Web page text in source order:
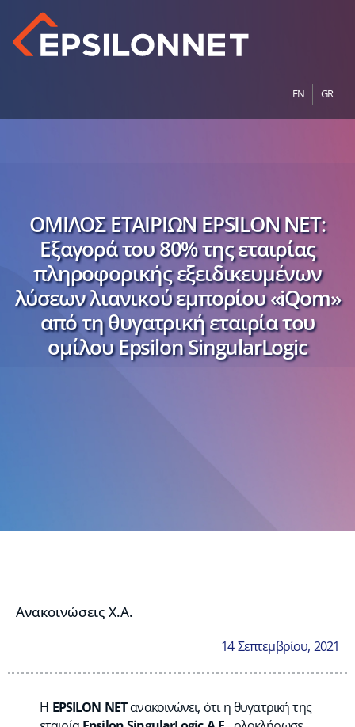
EN GR
ΟΜΙΛΟΣ ΕΤΑΙΡΙΩΝ EPSILON NET:
Εξαγορά του 80% της εταιρίας
πληροφορικής εξειδικευμένων
λύσεων λιανικού εμπορίου «iQom»
από τη θυγατρική εταιρία του
ομίλου Epsilon SingularLogic
Ανακοινώσεις Χ.Α.
14 Σεπτεμβρίου, 2021
Η EPSILON NETανακοινώνει, ότι η θυγατρική της